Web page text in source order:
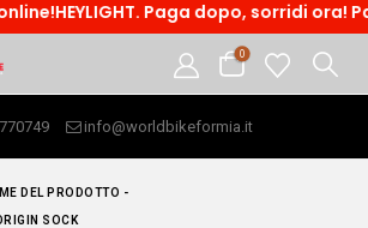
Paga dopo, sorridi
0
info@worldbikeformia.it
DEL PRODOTTO -
SOCK